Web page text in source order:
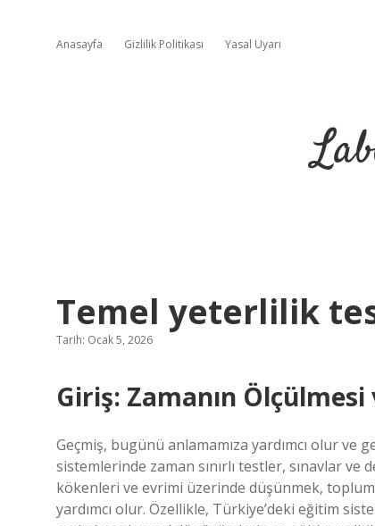
Anasayfa Gizlilik Politikası Yasal Uyarı
Temel yeterlilik
Tarih: Ocak 5, 2026
Giriş: Zamanın
Geçmiş, bugünü anlamamıza yardımcı olur
sistemlerinde zaman sınırlı testler, sınavlar ve
kökenleri ve evrimi üzerinde düşünmek,
yardımcı olur. Özellikle, Türkiye’deki eğitim